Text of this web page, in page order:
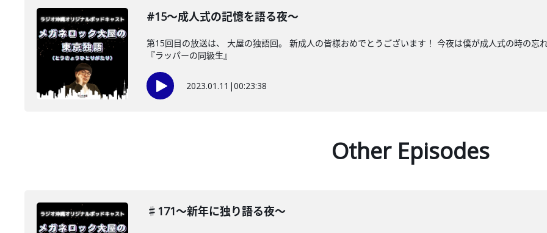
#15〜成人式の記憶を語る夜〜
第15回目の放送は、 大屋の独語回。 新成人の皆様おめでとうございます！ 今夜は僕が成人式の時の忘
『ラッパーの同級生』
2023.01.11 |00:23:38
Other Episodes
♯171〜新年に独り語る夜〜